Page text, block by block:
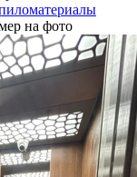
на фото